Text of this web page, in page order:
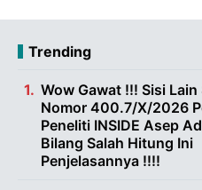
Trending
Wow Gawat !!! Sisi Lain
Nomor 400.7/X/2026
Peneliti INSIDE Asep
Bilang Salah Hitung Ini
Penjelasannya !!!!